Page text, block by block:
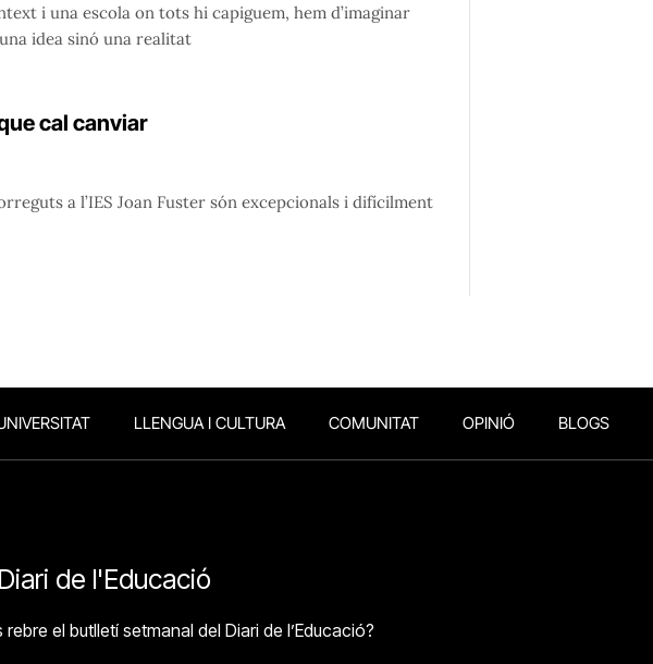
i una escola on tots hi capiguem, hem d’imaginar
idea sinó una realitat
cal canviar
a l’IES Joan Fuster són excepcionals i difícilment
LLENGUA I CULTURA COMUNITAT OPINIÓ BLOGS